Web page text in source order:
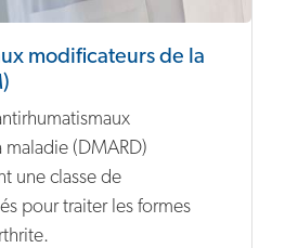
modificateurs de la
(DMARD)
une classe de
pour traiter les formes